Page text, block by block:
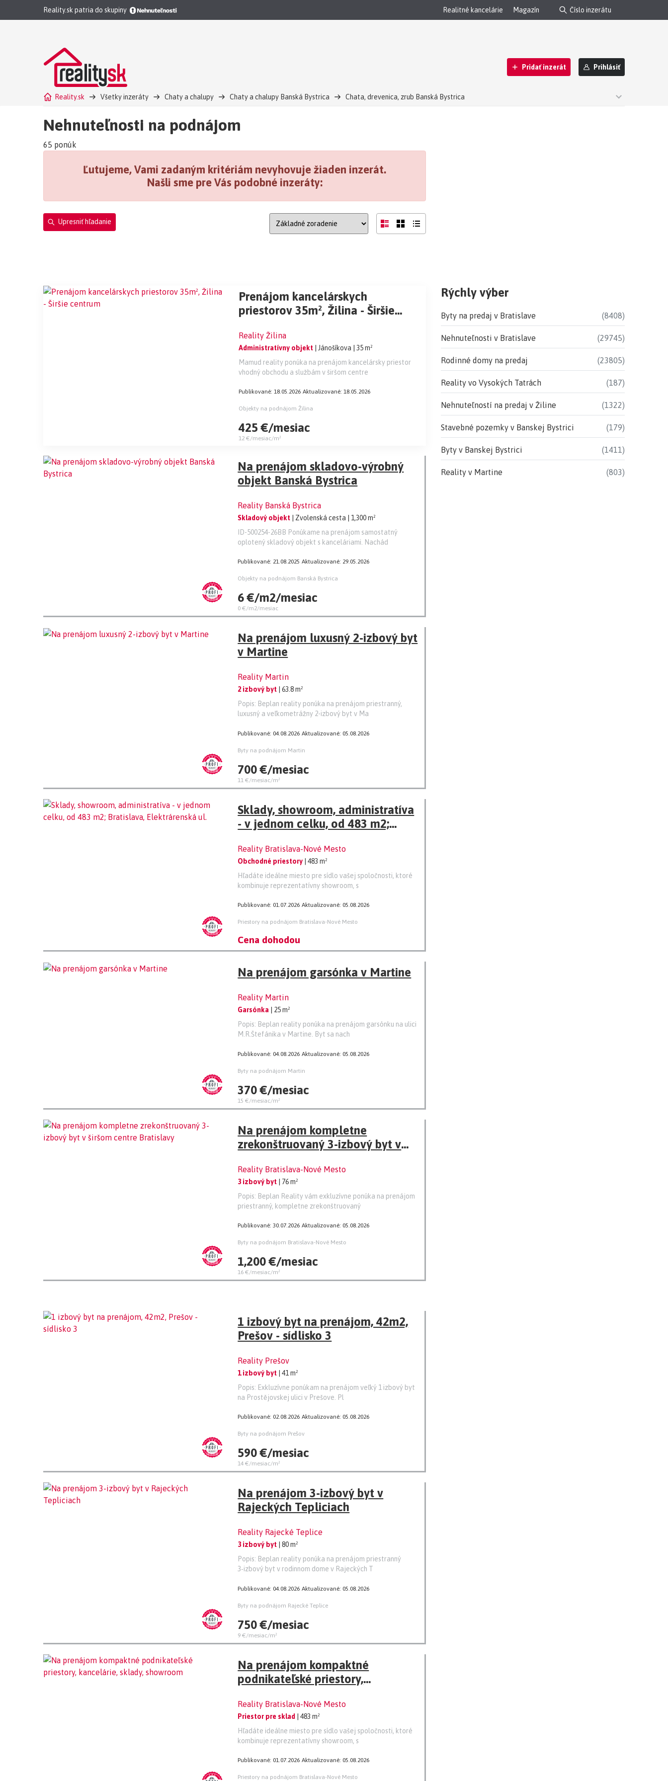
Reality.sk patria do skupiny Realitné kancelárie Magazín
Pridať inzerát Prihlásiť
Reality.sk Všetky inzeráty Chaty a chalupy Chaty a chalupy Banská Bystrica
Chata, drevenica, zrub Banská Bystrica
Nehnuteľnosti na podnájom
65 ponúk
Ľutujeme, Vami zadaným kritériám nevyhovuje žiaden inzerát.
Našli sme pre Vás podobné inzeráty:
Upresniť hľadanie
Prenájom kancelárskych
priestorov 35m², Žilina - Širšie
Reality Žilina
Administratívny objekt | Jánošíkova
| 35 m²
Mamud reality ponúka na prenájom kancelársky priestor
vhodný obchodu a službám v širšom centre
Publikované: 18.05.2026 Aktualizované: 18.05.2026
Objekty na podnájom Žilina
425 €/mesiac
12 €/mesiac/m²
Na prenájom skladovo-výrobný
objekt Banská Bystrica
Reality Banská Bystrica
Skladový objekt | Zvolenská cesta
| 1,300 m²
ID-500254-26BB Ponúkame na prenájom samostatný
oplotený skladový objekt s kanceláriami. Nachád
Publikované: 21.08.2025 Aktualizované: 29.05.2026
Objekty na podnájom Banská Bystrica
6 €/m2/mesiac
0 €/m2/mesiac
Na prenájom luxusný 2-izbový byt
v Martine
Reality Martin
2 izbový byt
| 63.8 m²
Popis: Beplan reality ponúka na prenájom priestranný,
luxusný a veľkometrážny 2-izbový byt v Ma
Publikované: 04.08.2026 Aktualizované: 05.08.2026
Byty na podnájom Martin
700 €/mesiac
11 €/mesiac/m²
Sklady, showroom, administratíva
- v jednom celku, od 483 m2;
Reality Bratislava-Nové Mesto
Obchodné priestory
| 483 m²
Hľadáte ideálne miesto pre sídlo vašej spoločnosti, ktoré
kombinuje reprezentatívny showroom, s
Publikované: 01.07.2026 Aktualizované: 05.08.2026
Priestory na podnájom Bratislava-Nové Mesto
Cena dohodou
Na prenájom garsónka v Martine
Reality Martin
Garsónka
| 25 m²
Popis: Beplan reality ponúka na prenájom garsónku na ulici
M.R.Štefánika v Martine. Byt sa nach
Publikované: 04.08.2026 Aktualizované: 05.08.2026
Byty na podnájom Martin
370 €/mesiac
15 €/mesiac/m²
Na prenájom kompletne
zrekonštruovaný 3-izbový byt v
Reality Bratislava-Nové Mesto
3 izbový byt | 76 m²
Popis: Beplan Reality vám exkluzívne ponúka na prenájom
priestranný, kompletne zrekonštruovaný
Publikované: 30.07.2026 Aktualizované: 05.08.2026
Byty na podnájom Bratislava-Nové Mesto
1,200 €/mesiac
16 €/mesiac/m²
1 izbový byt na prenájom, 42m2,
Prešov - sídlisko 3
Reality Prešov
1 izbový byt
| 41 m²
Popis: Exkluzívne ponúkam na prenájom veľký 1 izbový byt
na Prostějovskej ulici v Prešove. Pl
Publikované: 02.08.2026 Aktualizované: 05.08.2026
Byty na podnájom Prešov
590 €/mesiac
14 €/mesiac/m²
Na prenájom 3-izbový byt v
Rajeckých Tepliciach
Reality Rajecké Teplice
3 izbový byt
| 80 m²
Popis: Beplan reality ponúka na prenájom priestranný
3‑izbový byt v rodinnom dome v Rajeckých T
Publikované: 04.08.2026 Aktualizované: 05.08.2026
Byty na podnájom Rajecké Teplice
750 €/mesiac
9 €/mesiac/m²
Na prenájom kompaktné
podnikateľské priestory,
Reality Bratislava-Nové Mesto
Priestor pre sklad | 483 m²
Hľadáte ideálne miesto pre sídlo vašej spoločnosti, ktoré
kombinuje reprezentatívny showroom, s
Publikované: 01.07.2026 Aktualizované: 05.08.2026
Priestory na podnájom Bratislava-Nové Mesto
Rýchly výber
Byty na predaj v Bratislave (8408)
Nehnuteľnosti v Bratislave (29745)
Rodinné domy na predaj (23805)
Reality vo Vysokých Tatrách (187)
Nehnuteľností na predaj v Žiline (1322)
Stavebné pozemky v Banskej Bystrici (179)
Byty v Banskej Bystrici (1411)
Reality v Martine (803)